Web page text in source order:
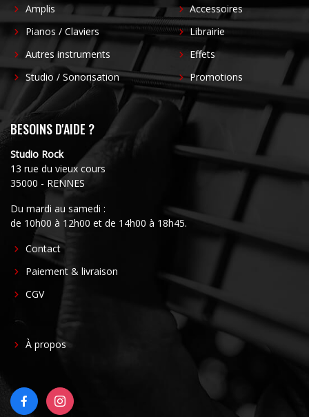
Amplis
Pianos / Claviers
Autres instruments
Studio / Sonorisation
Accessoires
Librairie
Effets
Promotions
BESOINS D'AIDE ?
Studio Rock
13 rue du vieux cours
35000 - RENNES
Du mardi au samedi :
de 10h00 à 12h00 et de 14h00 à 18h45.
FOOTER
CENTER
Contact
Paiement & livraison
CGV
FOOTER
À propos
FACEBOOKINSTAGRAM